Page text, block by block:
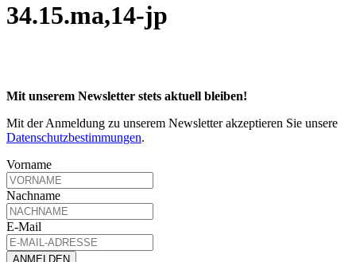
34.15.ma,14-jp
Mit unserem Newsletter stets aktuell bleiben!
Mit der Anmeldung zu unserem Newsletter akzeptieren Sie unsere
Datenschutzbestimmungen.
Vorname
Nachname
E-Mail